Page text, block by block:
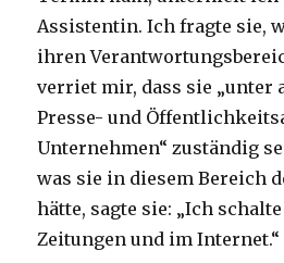
Assistentin. Ich fragte sie,
ihren
verriet mir, dass sie „unter
Presse- und
Unternehmen“ zuständig
was sie in diesem Bereich
hätte, sagte sie: „Ich
Zeitungen und im Internet.“